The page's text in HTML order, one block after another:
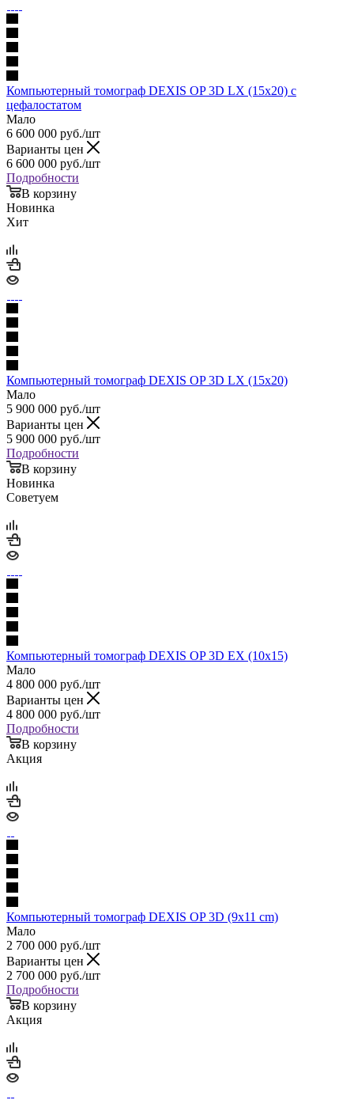
Компьютерный томограф DEXIS OP 3D LX (15x20) с
цефалостатом
Мало
6 600 000 руб./шт
Варианты цен
6 600 000 руб./шт
Подробности
В корзину
Новинка
Хит
Компьютерный томограф DEXIS OP 3D LX (15x20)
Мало
5 900 000 руб./шт
Варианты цен
5 900 000 руб./шт
Подробности
В корзину
Новинка
Советуем
Компьютерный томограф DEXIS OP 3D EX (10x15)
Мало
4 800 000 руб./шт
Варианты цен
4 800 000 руб./шт
Подробности
В корзину
Акция
Компьютерный томограф DEXIS OP 3D (9x11 cm)
Мало
2 700 000 руб./шт
Варианты цен
2 700 000 руб./шт
Подробности
В корзину
Акция